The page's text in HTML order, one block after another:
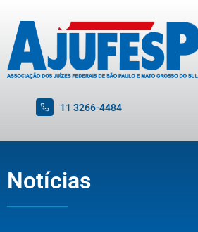
11 3266-4484
Notícias